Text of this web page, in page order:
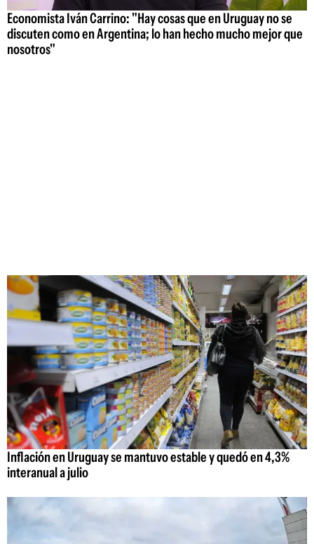
Economista Iván Carrino: "Hay cosas que en Uruguay no se
discuten como en Argentina; lo han hecho mucho mejor que
nosotros"
Inflación en Uruguay se mantuvo estable y quedó en 4,3%
interanual a julio